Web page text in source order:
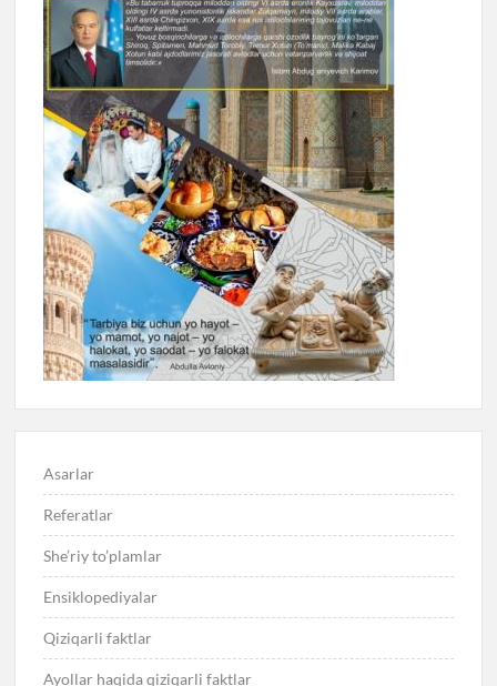
Asarlar
Referatlar
She’riy to’plamlar
Ensiklopediyalar
Qiziqarli faktlar
Ayollar haqida qiziqarli faktlar